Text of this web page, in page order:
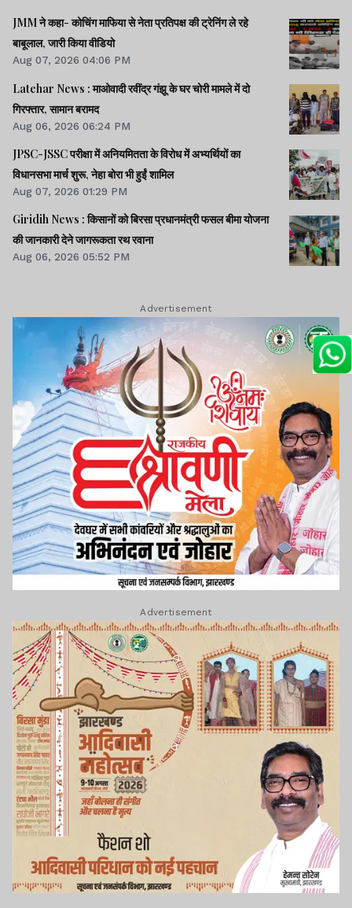
JMM ने कहा- कोचिंग माफिया से नेता प्रतिपक्ष की ट्रेनिंग ले रहे
बाबूलाल, जारी किया वीडियो
Aug 07, 2026 04:06 PM
Latehar News : माओवादी रवींद्र गंझू के घर चोरी मामले में दो
गिरफ्तार, सामान बरामद
Aug 06, 2026 06:24 PM
JPSC-JSSC परीक्षा में अनियमितता के विरोध में अभ्यर्थियों का
विधानसभा मार्च शुरू, नेहा बोरा भी हुईं शामिल
Aug 07, 2026 01:29 PM
Giridih News : किसानों को बिरसा प्रधानमंत्री फसल बीमा योजना
की जानकारी देने जागरूकता रथ रवाना
Aug 06, 2026 05:52 PM
Advertisement
Advertisement